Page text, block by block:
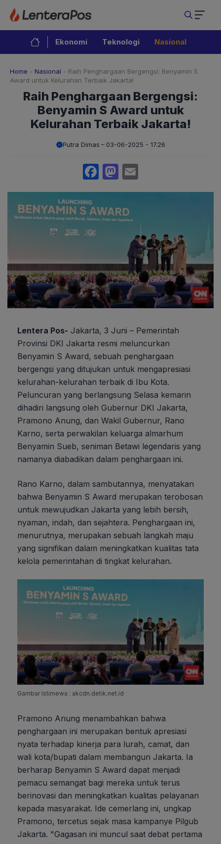
Langsung
isi
Ekonomi Teknologi Nasional
Home - Nasional - Raih Penghargaan Bergengsi: Benyamin S
Award untuk Kelurahan Terbaik Jakarta!
Raih Penghargaan Bergengsi:
Benyamin S Award untuk
Kelurahan Terbaik Jakarta!
Putra Dimas 03-06-2025 - 17.26
Facebook
Mastodon
Lentera Pos- Jakarta, 3 Juni – Pemerintah
Provinsi DKI Jakarta resmi meluncurkan
Benyamin S Award, sebuah penghargaan
bergengsi yang ditujukan untuk mengapresiasi
kelurahan-kelurahan terbaik di Ibu Kota.
Peluncuran yang berlangsung Selasa kemarin
dihadiri langsung oleh Gubernur DKI Jakarta,
Pramono Anung, dan Wakil Gubernur, Rano
Karno, serta perwakilan keluarga almarhum
Benyamin Sueb, seniman Betawi legendaris yang
namanya diabadikan dalam penghargaan ini.
Rano Karno, dalam sambutannya, menyatakan
bahwa Benyamin S Award merupakan terobosan
untuk mewujudkan Jakarta yang lebih bersih,
nyaman, indah, dan sejahtera. Penghargaan ini,
menurutnya, merupakan sebuah langkah maju
yang signifikan dalam meningkatkan kualitas tata
kelola pemerintahan di tingkat kelurahan.
Gambar Istimewa : akcdn.detik.net.id
Pramono Anung menambahkan bahwa
penghargaan ini merupakan bentuk apresiasi
nyata terhadap kinerja para lurah, camat, dan
wali kota/bupati dalam membangun Jakarta. Ia
berharap Benyamin S Award dapat menjadi
pemacu semangat bagi mereka untuk terus
berinovasi dan meningkatkan kualitas pelayanan
kepada masyarakat. Ide cemerlang ini, ungkap
Pramono, tercetus sejak masa kampanye Pilgub
Jakarta. "Gagasan ini muncul saat debat pertama